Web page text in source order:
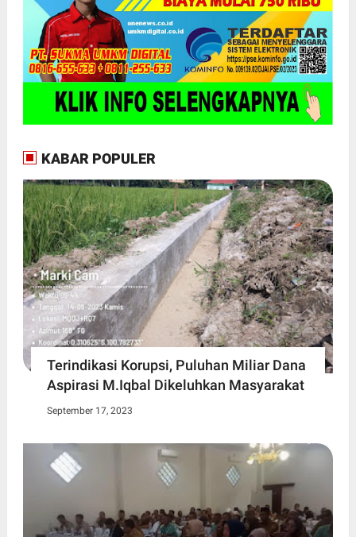
KABAR POPULER
Terindikasi Korupsi, Puluhan Miliar Dana
Aspirasi M.Iqbal Dikeluhkan Masyarakat
September 17, 2023